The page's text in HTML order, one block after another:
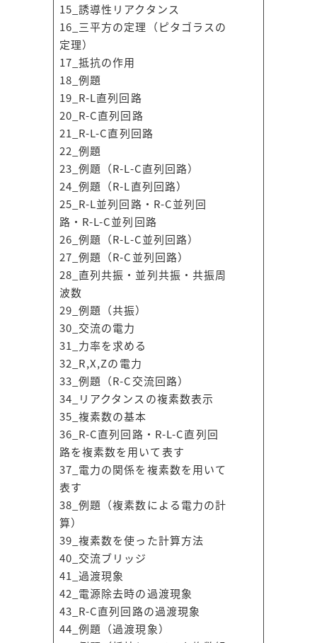
15_誘導性リアクタンス
16_三平方の定理（ピタゴラスの
定理）
17_抵抗の作用
18_例題
19_R-L直列回路
20_R-C直列回路
21_R-L-C直列回路
22_例題
23_例題（R-L-C直列回路）
24_例題（R-L直列回路）
25_R-L並列回路・R-C並列回
路・R-L-C並列回路
26_例題（R-L-C並列回路）
27_例題（R-C並列回路）
28_直列共振・並列共振・共振周
波数
29_例題（共振）
30_交流の電力
31_力率を求める
32_R,X,Zの電力
33_例題（R-C交流回路）
34_リアクタンスの複素数表示
35_複素数の基本
36_R-C直列回路・R-L-C直列回
路を複素数を用いて表す
37_電力の関係を複素数を用いて
表す
38_例題（複素数による電力の計
算）
39_複素数を使った計算方法
40_交流ブリッジ
41_過渡現象
42_電源除去時の過渡現象
43_R-C直列回路の過渡現象
44_例題（過渡現象）